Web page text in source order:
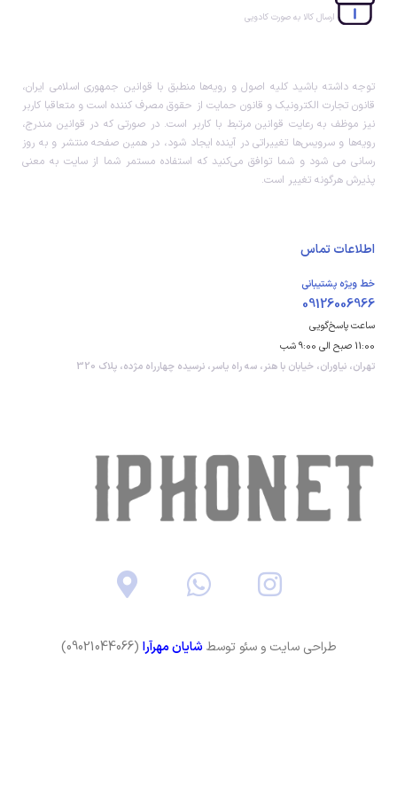
ارسال کالا به صورت کادویی
توجه داشته باشید کلیه اصول و رویه‏‌ها منطبق با قوانین جمهوری اسلامی ایران،
قانون تجارت الکترونیک و قانون حمایت از حقوق مصرف کننده است و متعاقبا کاربر
نیز موظف به رعایت قوانین مرتبط با کاربر است. در صورتی که در قوانین مندرج،
رویه‏‌ها و سرویس‏‌ها تغییراتی در آینده ایجاد شود، در همین صفحه منتشر و به روز
رسانی می شود و شما توافق می‏‌کنید که استفاده مستمر شما از سایت به معنی
پذیرش هرگونه تغییر است.
اطلاعات تماس
خط ویژه پشتیبانی
09126006966
ساعت پاسخ‌گویی
11:00 صبح الی 9:00 شب
تهران، نیاوران، خیابان با هنر، سه راه یاسر، نرسیده چهارراه مژده، پلاک 320
طراحی سایت و سئو توسط شایان مهرآرا (09021044066)